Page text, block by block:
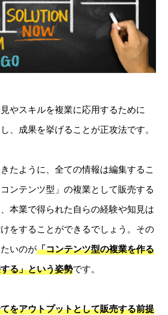
やスキルを複業に応用するために
、成果を挙げることが正攻法です。
たように、全ての情報は編集するこ
ンテンツ型」の複業として販売する
本業で得られた自らの経験や知見は
をすることができるでしょう。その
いのが「コンテンツ型の複業を作る
る」という姿勢です。
をアウトプットとして販売する前提